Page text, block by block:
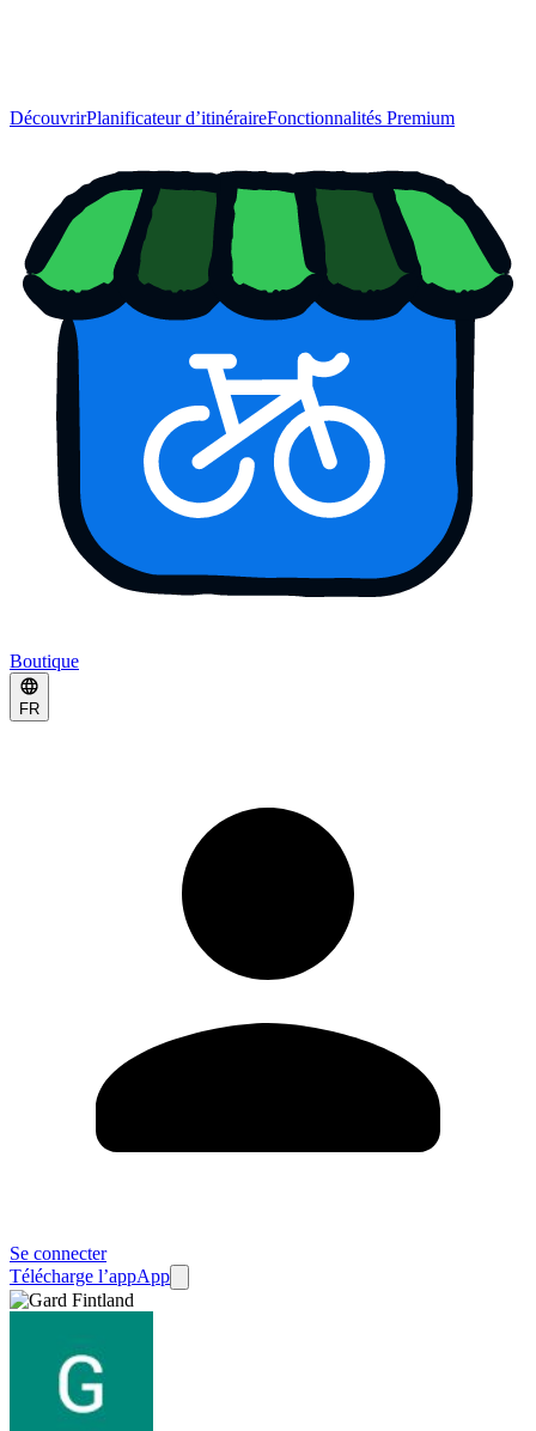
DécouvrirPlanificateur d’itinéraireFonctionnalités Premium
Boutique
FR
Se connecter
Télécharge l’appApp